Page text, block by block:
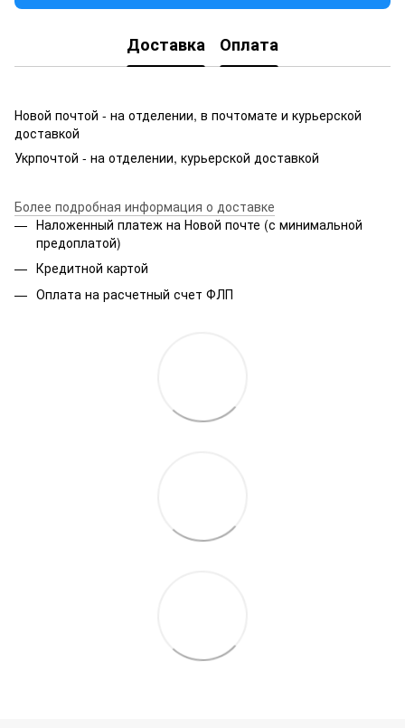
Доставка Оплата
Новой почтой - на отделении, в почтомате и курьерской
доставкой
Укрпочтой - на отделении, курьерской доставкой
Более подробная информация о доставке
Наложенный платеж на Новой почте (с минимальной
предоплатой)
Кредитной картой
Оплата на расчетный счет ФЛП